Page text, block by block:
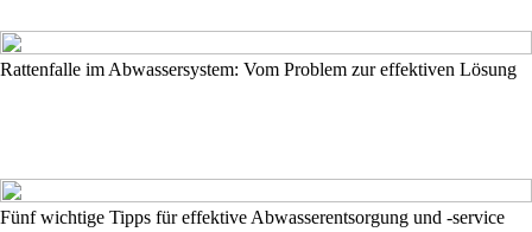
Rattenfalle im Abwassersystem: Vom Problem zur effektiven Lösung
Fünf wichtige Tipps für effektive Abwasserentsorgung und -service